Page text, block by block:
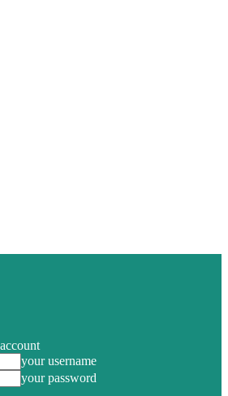
your username
your password